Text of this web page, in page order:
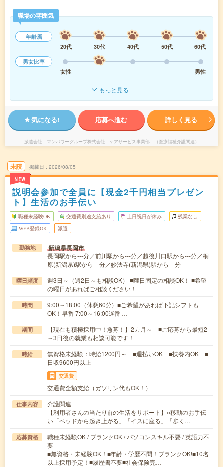
職場の雰囲気
年齢層
20代
30代 40代 50代
60代
男女比率
女性
男性
もっと見る
気になる! 応募へ進む 詳しく見る
派遣会社 マンパワーグループ株式会社 ケアサービス事業部 （医療福祉介護関連）
未読
NEW
掲載日 2026/08/05
説明会参加で全員に【現金2千円相当プレゼン
ト】生活のお手伝い
職種未経験OK 交通費別途支給あり 土日祝日が休み 残業なし
WEB登録OK 派遣
勤務地 新潟県長岡市
長岡駅から---分／前川駅から---分／越後川口駅から---分／桐
原(新潟県)駅から---分／妙法寺(新潟県)駅から---分
曜日頻度
週3日～（週2日～も相談OK） ■曜日固定の相談OK！ ■希望
の曜日があればご相談ください！
時間
9:00～18:00（休憩60分）■ご希望があれば下記シフトも
OK！早番 7:00～16:00遅番 …
期間
【現在も積極採用中！急募！】2カ月～ ■ご応募から最短2
～3日後の就業も相談可能です！
時給
無資格未経験：時給1200円～ ■週払いOK ■扶養内OK ■
日収9600円以上
交通費
交通費全額支給（ガソリン代もOK！）
仕事内容
介護関連
【利用者さんの当たり前の生活をサポート】○移動のお手伝
い「ベッドから起き上がる」「イスに座る」「歩く…
応募資格
職種未経験OK / ブランクOK / パソコンスキル不要 / 英語力不
要
■無資格・未経験OK！■年齢・学歴不問！ブランクOK!■10名
以上採用予定！■履歴書不要■社会保険完…